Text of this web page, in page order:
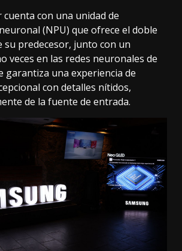
cuenta con una unidad de
(NPU) que ofrece el doble
su predecesor, junto con un
veces en las redes neuronales de
garantiza una experiencia de
con detalles nítidos,
de la fuente de entrada.